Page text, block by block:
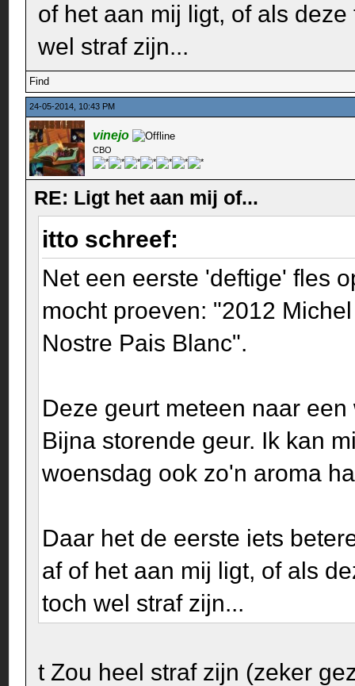
of het aan mij ligt, of als
wel straf zijn...
Find
24-05-2014, 10:43 PM
vinejo
CBO
RE: Ligt het aan mij of...
itto schreef:
Net een eerste 'deftige' fles
mocht proeven: "2012
Nostre Pais Blanc".
Deze geurt meteen naar
Bijna storende geur. Ik kan
woensdag ook zo'n aroma
Daar het de eerste iets
af of het aan mij ligt, of als
toch wel straf zijn...
t Zou heel straf zijn (zeker